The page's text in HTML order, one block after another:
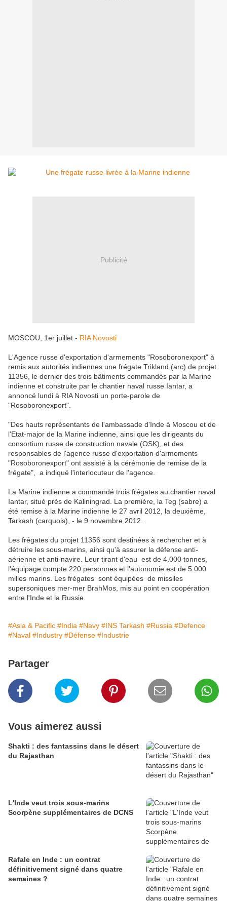
Publicité
MOSCOU, 1er juillet - RIA Novosti
L'Agence russe d'exportation d'armements "Rosoboronexport" à
remis aux autorités indiennes une frégate Trikland (arc) de projet
11356, le dernier des trois bâtiments commandés par la Marine
indienne et construite par le chantier naval russe Iantar, a
annoncé lundi à RIA Novosti un porte-parole de
"Rosoboronexport".
"Des hauts représentants de l'ambassade d'Inde à Moscou et de
l'Etat-major de la Marine indienne, ainsi que les dirigeants du
consortium russe de construction navale (OSK), et des
responsables de l'agence russe d'exportation d'armements
"Rosoboronexport" ont assisté à la cérémonie de remise de la
frégate", a indiqué l'interlocuteur de l'agence.
La Marine indienne a commandé trois frégates au chantier naval
Iantar, situé près de Kaliningrad. La première, la Teg (sabre) a
été remise à la Marine indienne le 27 avril 2012, la deuxième,
Tarkash (carquois), - le 9 novembre 2012.
Les frégates du projet 11356 sont destinées à rechercher et à
détruire les sous-marins, ainsi qu'à assurer la défense anti-
aérienne et anti-navire. Leur tirant d'eau est de 4.000 tonnes,
l'équipage compte 220 personnes et l'autonomie est de 5.000
milles marins. Les frégates sont équipées de missiles
supersoniques mer-mer BrahMos, mis au point en coopération
entre l'Inde et la Russie.
#Asia & Pacific #India #Navy #INS Tarkash #Russia #Defence
#Naval #Industry #Défense #Industrie
Partager
Vous aimerez aussi
Shakti : des fantassins dans le désert
du Rajasthan
L'Inde veut trois sous-marins
Scorpène supplémentaires de DCNS
Rafale en Inde : un contrat
définitivement signé dans quatre
semaines ?